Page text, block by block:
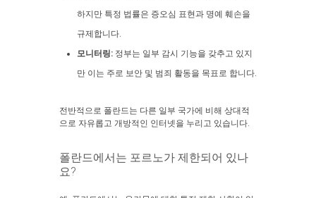
하지만 특정 법률은 증오심 표현과 명예 훼손을
규제합니다.
모니터링: 정부는 일부 감시 기능을 갖추고 있지
만 이는 주로 보안 및 범죄 활동을 목표로 합니다.
전반적으로 폴란드는 다른 일부 국가에 비해 상대적
으로 자유롭고 개방적인 인터넷을 누리고 있습니다.
폴란드에서는 포르노가 제한되어 있나
요?